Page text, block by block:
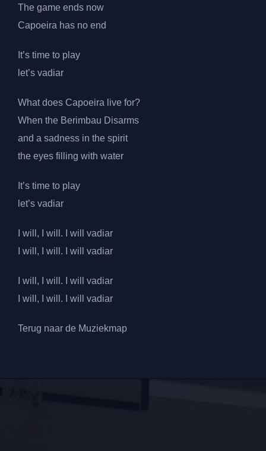
The game ends now
Capoeira has no end
It’s time to play
let’s vadiar
What does Capoeira live for?
When the Berimbau Disarms
and a sadness in the spirit
the eyes filling with water
It’s time to play
let’s vadiar
I will, I will. I will vadiar
I will, I will. I will vadiar
I will, I will. I will vadiar
I will, I will. I will vadiar
Terug naar de Muziekmap